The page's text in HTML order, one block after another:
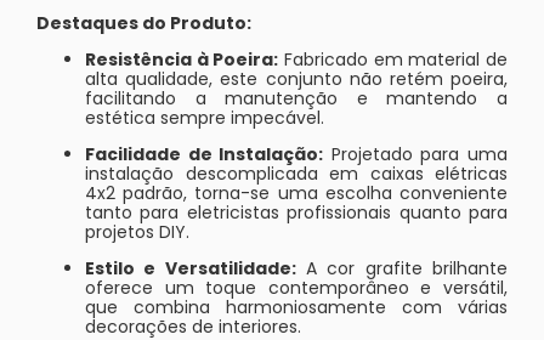
Destaques do Produto:
Resistência à Poeira: Fabricado em material de
alta qualidade, este conjunto não retém poeira,
facilitando a manutenção e mantendo a
estética sempre impecável.
Facilidade de Instalação: Projetado para uma
instalação descomplicada em caixas elétricas
4x2 padrão, torna-se uma escolha conveniente
tanto para eletricistas profissionais quanto para
projetos DIY.
Estilo e Versatilidade:A cor grafite brilhante
oferece um toque contemporâneo e versátil,
que combina harmoniosamente com várias
decorações de interiores.